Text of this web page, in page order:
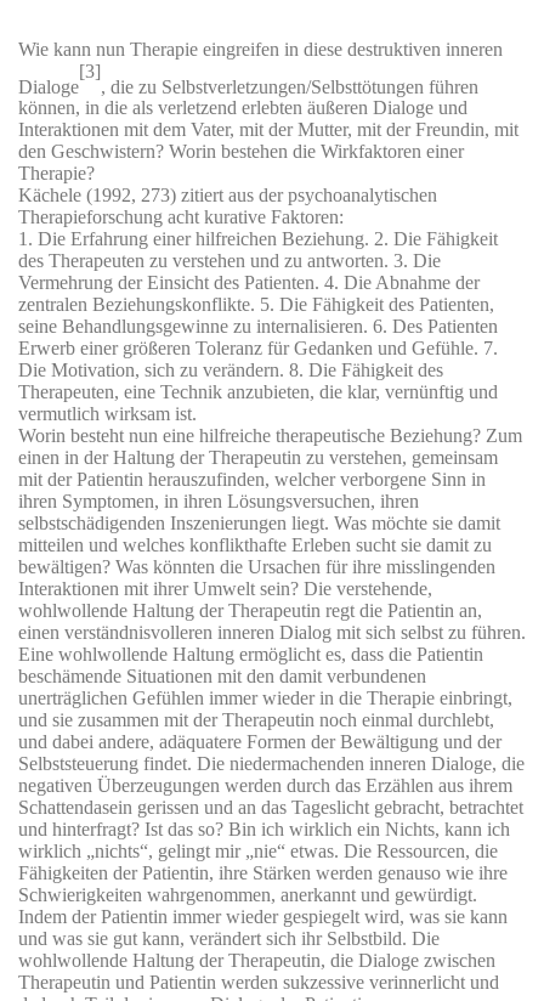
Wie kann nun Therapie eingreifen in diese destruktiven inneren
Dialoge
[3]
, die zu Selbstverletzungen/Selbsttötungen führen
können, in die als verletzend erlebten äußeren Dialoge und
Interaktionen mit dem Vater, mit der Mutter, mit der Freundin, mit
den Geschwistern? Worin bestehen die Wirkfaktoren einer
Therapie?
Kächele (1992, 273) zitiert aus der psychoanalytischen
Therapieforschung acht kurative Faktoren:
1. Die Erfahrung einer hilfreichen Beziehung. 2. Die Fähigkeit
des Therapeuten zu verstehen und zu antworten. 3. Die
Vermehrung der Einsicht des Patienten. 4. Die Abnahme der
zentralen Beziehungskonflikte. 5. Die Fähigkeit des Patienten,
seine Behandlungsgewinne zu internalisieren. 6. Des Patienten
Erwerb einer größeren Toleranz für Gedanken und Gefühle. 7.
Die Motivation, sich zu verändern. 8. Die Fähigkeit des
Therapeuten, eine Technik anzubieten, die klar, vernünftig und
vermutlich wirksam ist.
Worin besteht nun eine hilfreiche therapeutische Beziehung? Zum
einen in der Haltung der Therapeutin zu verstehen, gemeinsam
mit der Patientin herauszufinden, welcher verborgene Sinn in
ihren Symptomen, in ihren Lösungsversuchen, ihren
selbstschädigenden Inszenierungen liegt. Was möchte sie damit
mitteilen und welches konflikthafte Erleben sucht sie damit zu
bewältigen? Was könnten die Ursachen für ihre misslingenden
Interaktionen mit ihrer Umwelt sein? Die verstehende,
wohlwollende Haltung der Therapeutin regt die Patientin an,
einen verständnisvolleren inneren Dialog mit sich selbst zu führen.
Eine wohlwollende Haltung ermöglicht es, dass die Patientin
beschämende Situationen mit den damit verbundenen
unerträglichen Gefühlen immer wieder in die Therapie einbringt,
und sie zusammen mit der Therapeutin noch einmal durchlebt,
und dabei andere, adäquatere Formen der Bewältigung und der
Selbststeuerung findet. Die niedermachenden inneren Dialoge, die
negativen Überzeugungen werden durch das Erzählen aus ihrem
Schattendasein gerissen und an das Tageslicht gebracht, betrachtet
und hinterfragt? Ist das so? Bin ich wirklich ein Nichts, kann ich
wirklich „nichts“, gelingt mir „nie“ etwas. Die Ressourcen, die
Fähigkeiten der Patientin, ihre Stärken werden genauso wie ihre
Schwierigkeiten wahrgenommen, anerkannt und gewürdigt.
Indem der Patientin immer wieder gespiegelt wird, was sie kann
und was sie gut kann, verändert sich ihr Selbstbild. Die
wohlwollende Haltung der Therapeutin, die Dialoge zwischen
Therapeutin und Patientin werden sukzessive verinnerlicht und